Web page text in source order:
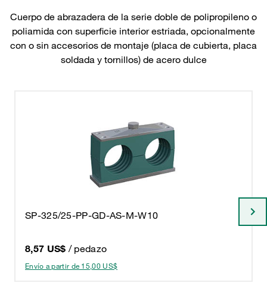
Cuerpo de abrazadera de la serie doble de polipropileno o
poliamida con superficie interior estriada, opcionalmente
con o sin accesorios de montaje (placa de cubierta, placa
soldada y tornillos) de acero dulce
SP-325/25-PP-GD-AS-M-W10
8,57 US$ / pedazo
Envío a partir de 15,00 US$